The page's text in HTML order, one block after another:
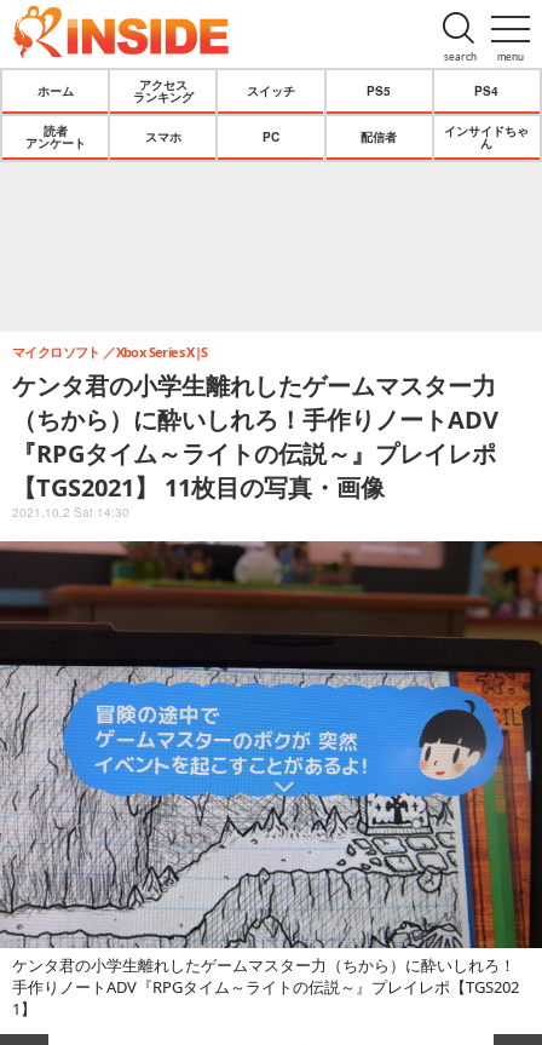
menu
search
ホーム
アクセス
ランキング
スイッチ PS5 PS4
読者
アンケート
スマホ PC 配信者
インサイドちゃ
ん
ケンタ君の小学生離れしたゲームマスター力
（ちから）に酔いしれろ！手作りノートADV
『RPGタイム～ライトの伝説～』プレイレポ
【TGS2021】 11枚目の写真・画像
マイクロソフト Xbox Series X|S
2021.10.2 Sat 14:30
ケンタ君の小学生離れしたゲームマスター力（ちから）に酔いしれろ！
手作りノートADV『RPGタイム～ライトの伝説～』プレイレポ【TGS202
1】